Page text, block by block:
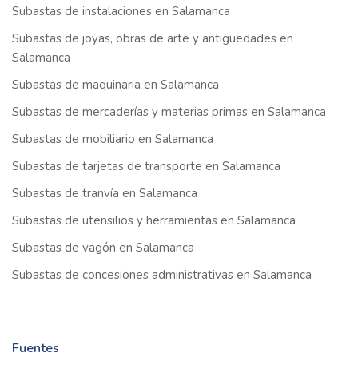
Subastas de instalaciones en Salamanca
Subastas de joyas, obras de arte y antigüedades en
Salamanca
Subastas de maquinaria en Salamanca
Subastas de mercaderías y materias primas en Salamanca
Subastas de mobiliario en Salamanca
Subastas de tarjetas de transporte en Salamanca
Subastas de tranvía en Salamanca
Subastas de utensilios y herramientas en Salamanca
Subastas de vagón en Salamanca
Subastas de concesiones administrativas en Salamanca
Fuentes